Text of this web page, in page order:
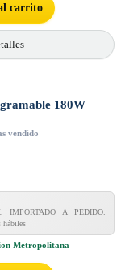
carrito
180W
vendido
IMPORTADO A PEDIDO.
hábiles
Metropolitana